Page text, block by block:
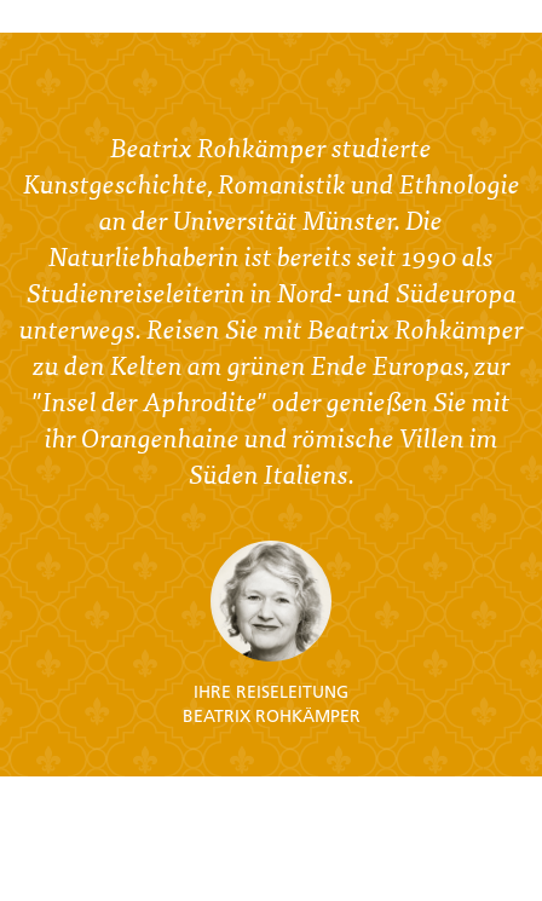
Beatrix Rohkämper studierte
Kunstgeschichte, Romanistik und Ethnologie
an der Universität Münster. Die
Naturliebhaberin ist bereits seit 1990 als
Studienreiseleiterin in Nord- und Südeuropa
unterwegs. Reisen Sie mit Beatrix Rohkämper
zu den Kelten am grünen Ende Europas, zur
"Insel der Aphrodite" oder genießen Sie mit
ihr Orangenhaine und römische Villen im
Süden Italiens.
IHRE REISELEITUNG
BEATRIX ROHKÄMPER